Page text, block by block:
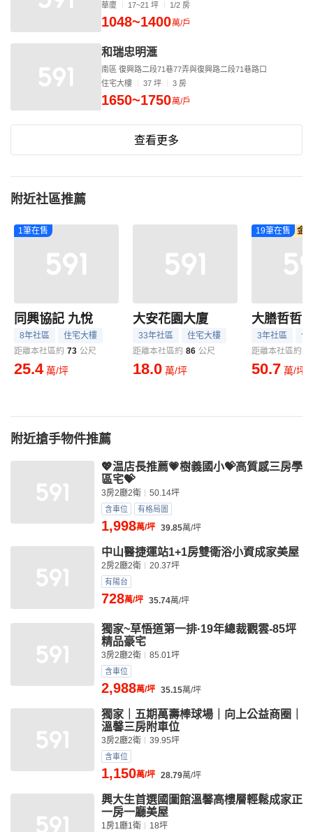
華廈
17~21 坪 1/2 房
1048~1400萬/戶
和瑞忠明滙
南區 復興路二段71巷77弄與復興路二段71巷路口
住宅大樓
37 坪 3 房
1650~1750萬/戶
查看更多
附近社區推薦
1筆在售
同興協記 九悅
8年社區
住宅大樓
距離本社區約 73 公尺
25.4 萬/坪
大安花園大廈
33年社區
住宅大樓
距離本社區約 86 公尺
18.0 萬/坪
19筆在售 金
大膳哲哲
3年社區
住
距離本社區約
50.7 萬/坪
附近搶手物件推薦
💖温店長推薦💗樹義國小💝高質感三房學
區宅💝
3房2廳2衛 50.14坪
含車位 有格局圖
1,998萬/坪 39.85萬/坪
中山醫捷運站1+1房雙衛浴小資成家美屋
2房2廳2衛 20.37坪
有陽台
728萬/坪 35.74萬/坪
獨家~草悟道第一排·19年總裁觀雲-85坪
精品豪宅
3房2廳2衛 85.01坪
含車位
2,988萬/坪 35.15萬/坪
獨家｜五期萬壽棒球場｜向上公益商圈｜
溫馨三房附車位
3房2廳2衛 39.95坪
含車位
1,150萬/坪 28.79萬/坪
興大生首選國圖館溫馨高樓層輕鬆成家正
一房一廳美屋
1房1廳1衛 18坪